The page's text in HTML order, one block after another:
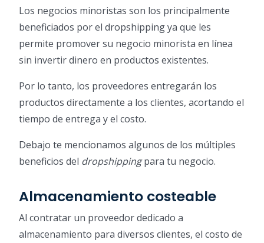
Los negocios minoristas son los principalmente
beneficiados por el dropshipping ya que les
permite promover su negocio minorista en línea
sin invertir dinero en productos existentes.
Por lo tanto, los proveedores entregarán los
productos directamente a los clientes, acortando el
tiempo de entrega y el costo.
Debajo te mencionamos algunos de los múltiples
beneficios del dropshippingpara tu negocio.
Almacenamiento costeable
Al contratar un proveedor dedicado a
almacenamiento para diversos clientes, el costo de